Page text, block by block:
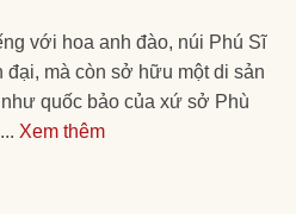
với hoa anh đào, núi Phú Sĩ
đại, mà còn sở hữu một di sản
quốc bảo của xứ sở Phù
Xem thêm